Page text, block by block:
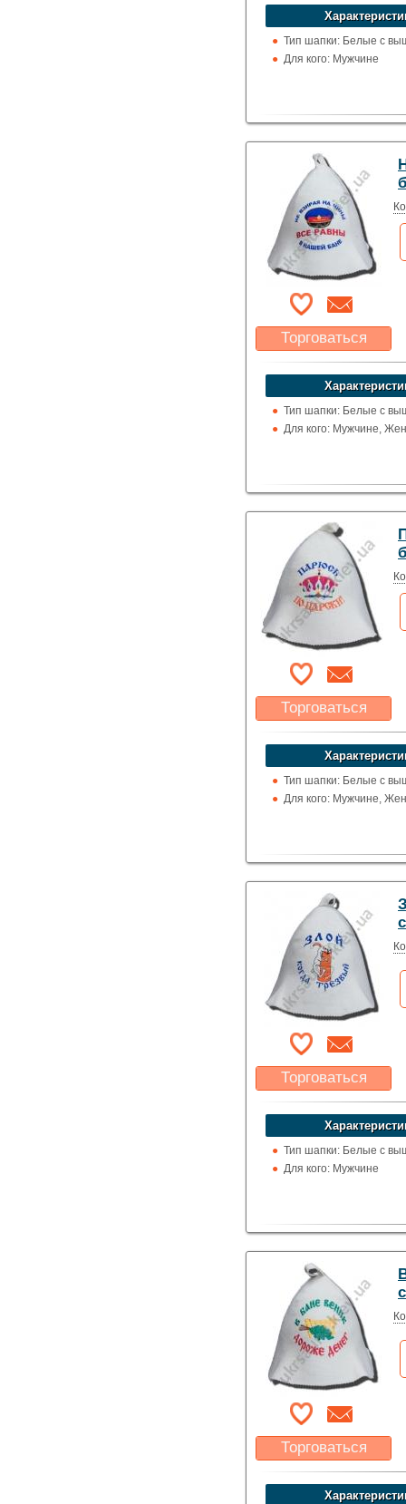
устроит?
Указать цену
Тип шапки: Белые с
Для кого: Мужчине
Торговаться
Какая цена Вас
устроит?
Указать цену
Тип шапки: Белые с
Для кого: Мужчине,
Торговаться
Какая цена Вас
устроит?
Указать цену
Тип шапки: Белые с
Для кого: Мужчине,
Торговаться
Какая цена Вас
устроит?
Указать цену
Тип шапки: Белые с
Для кого: Мужчине
Торговаться
Какая цена Вас
устроит?